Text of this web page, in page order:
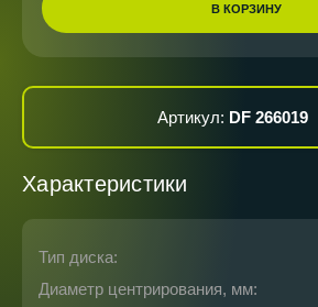
В КОРЗИНУ
Артикул: DF 266019
Характеристики
Тип диска:
Диаметр центрирования, мм: